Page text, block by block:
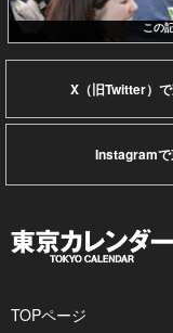
この
X（旧Twitter）
Instagramで
TOPページ